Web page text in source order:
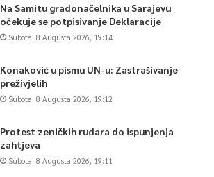
Na Samitu gradonačelnika u Sarajevu
očekuje se potpisivanje Deklaracije
Subota, 8 Augusta 2026, 19:14
Konaković u pismu UN-u: Zastrašivanje
preživjelih
Subota, 8 Augusta 2026, 19:12
Protest zeničkih rudara do ispunjenja
zahtjeva
Subota, 8 Augusta 2026, 19:11